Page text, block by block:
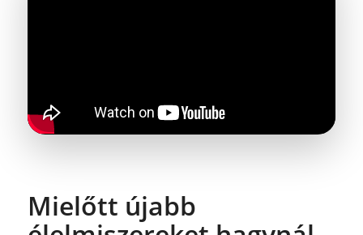
Mielőtt újabb